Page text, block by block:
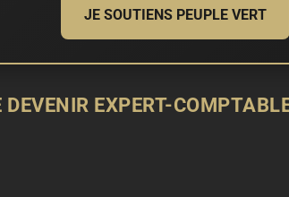
JE SOUTIENS PEUPLE VERT
EXPERT-